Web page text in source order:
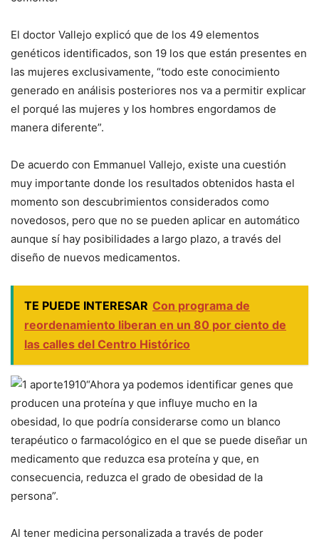
El doctor Vallejo explicó que de los 49 elementos
genéticos identificados, son 19 los que están presentes en
las mujeres exclusivamente, “todo este conocimiento
generado en análisis posteriores nos va a permitir explicar
el porqué las mujeres y los hombres engordamos de
manera diferente”.
De acuerdo con Emmanuel Vallejo, existe una cuestión
muy importante donde los resultados obtenidos hasta el
momento son descubrimientos considerados como
novedosos, pero que no se pueden aplicar en automático
aunque sí hay posibilidades a largo plazo, a través del
diseño de nuevos medicamentos.
TE PUEDE INTERESAR Con programa de
reordenamiento liberan en un 80 por ciento de
las calles del Centro Histórico
“Ahora ya podemos identificar genes que
producen una proteína y que influye mucho en la
obesidad, lo que podría considerarse como un blanco
terapéutico o farmacológico en el que se puede diseñar un
medicamento que reduzca esa proteína y que, en
consecuencia, reduzca el grado de obesidad de la
persona”.
Al tener medicina personalizada a través de poder